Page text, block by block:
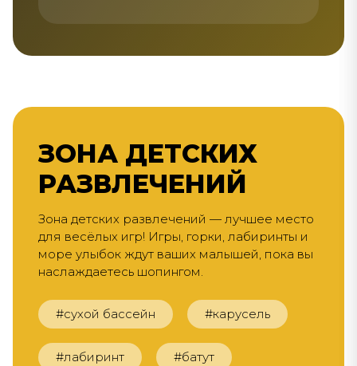
ЗОНА ДЕТСКИХ
РАЗВЛЕЧЕНИЙ
Зона детских развлечений — лучшее место
для весёлых игр! Игры, горки, лабиринты и
море улыбок ждут ваших малышей, пока вы
наслаждаетесь шопингом.
#сухой бассейн #карусель
#лабиринт #батут